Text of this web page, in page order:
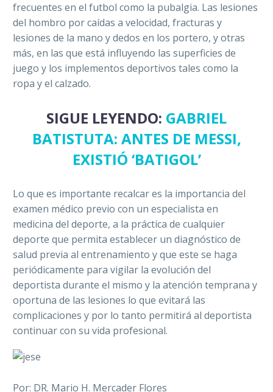
frecuentes en el futbol como la pubalgia. Las lesiones
del hombro por caídas a velocidad, fracturas y
lesiones de la mano y dedos en los portero, y otras
más, en las que está influyendo las superficies de
juego y los implementos deportivos tales como la
ropa y el calzado.
SIGUE LEYENDO: GABRIEL
BATISTUTA: ANTES DE MESSI,
EXISTIÓ ‘BATIGOL’
Lo que es importante recalcar es la importancia del
examen médico previo con un especialista en
medicina del deporte, a la práctica de cualquier
deporte que permita establecer un diagnóstico de
salud previa al entrenamiento y que este se haga
periódicamente para vigilar la evolución del
deportista durante el mismo y la atención temprana y
oportuna de las lesiones lo que evitará las
complicaciones y por lo tanto permitirá al deportista
continuar con su vida profesional.
Por: DR. Mario H. Mercader Flores